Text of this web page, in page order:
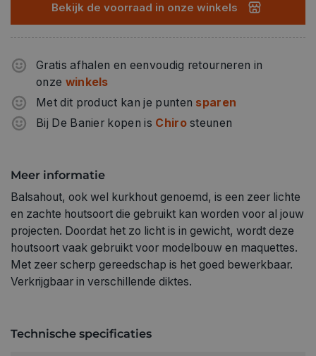
Bekijk de voorraad in onze winkels
Gratis afhalen en eenvoudig retourneren in
onze winkels
Met dit product kan je punten sparen
Bij De Banier kopen is Chirosteunen
Meer informatie
Balsahout, ook wel kurkhout genoemd, is een zeer lichte
en zachte houtsoort die gebruikt kan worden voor al jouw
projecten. Doordat het zo licht is in gewicht, wordt deze
houtsoort vaak gebruikt voor modelbouw en maquettes.
Met zeer scherp gereedschap is het goed bewerkbaar.
Verkrijgbaar in verschillende diktes.
Technische specificaties